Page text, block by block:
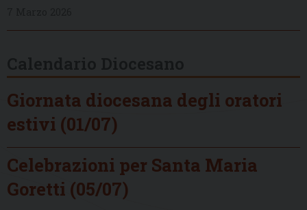
Giornata diocesana degli oratori
estivi (01/07)
Celebrazioni per Santa Maria
Goretti (05/07)